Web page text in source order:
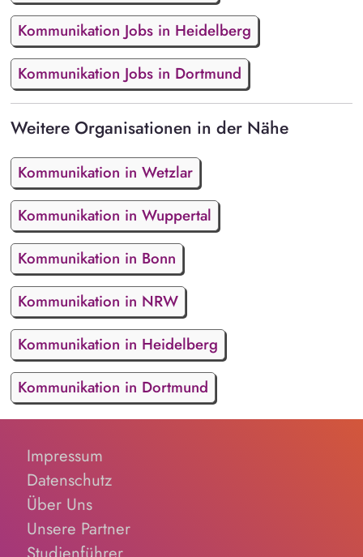
Kommunikation Jobs in Heidelberg
Kommunikation Jobs in Dortmund
Weitere Organisationen in der Nähe
Kommunikation in Wetzlar
Kommunikation in Wuppertal
Kommunikation in Bonn
Kommunikation in NRW
Kommunikation in Heidelberg
Kommunikation in Dortmund
Impressum
Datenschutz
Über Uns
Unsere Partner